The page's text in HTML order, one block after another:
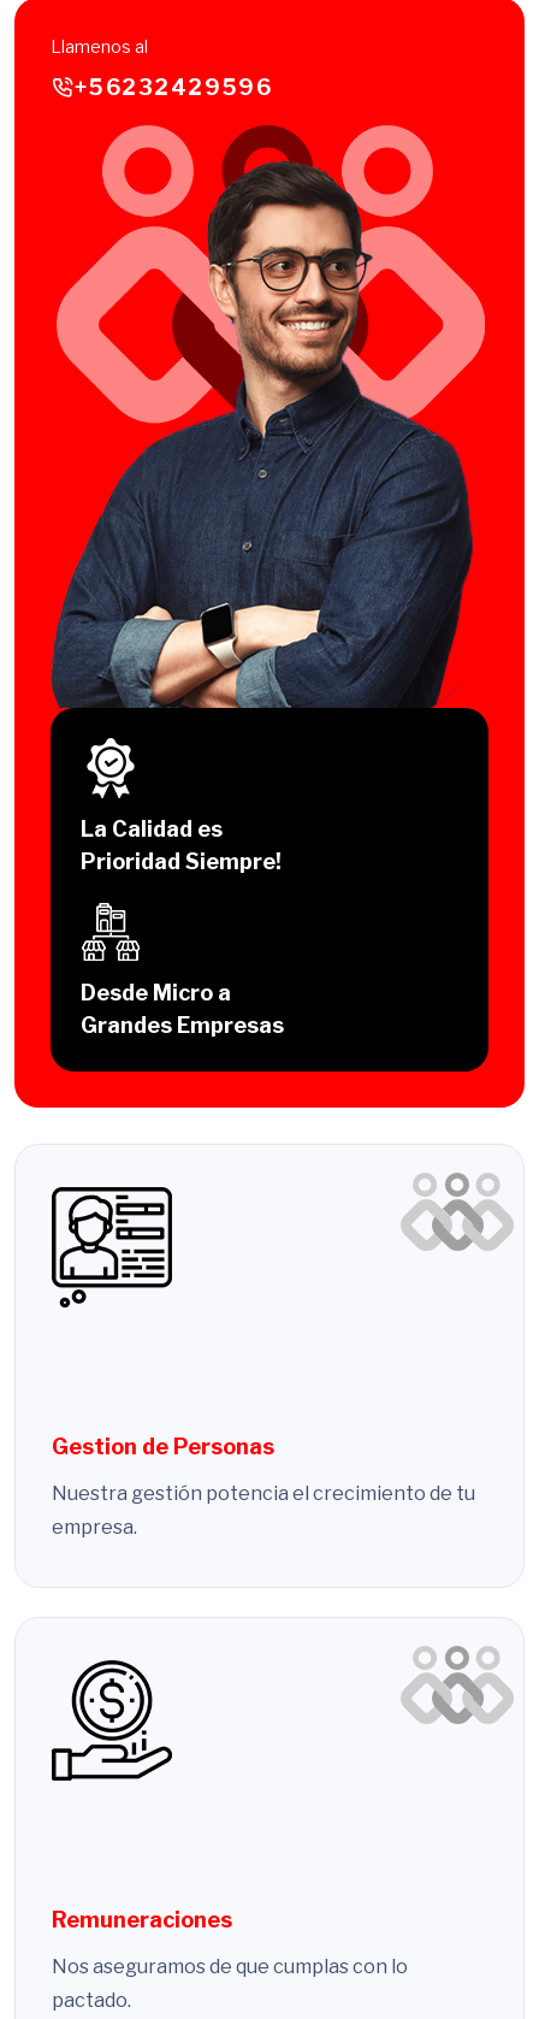
Llamenos al
+56232429596
La Calidad es
Prioridad Siempre!
Desde Micro a
Grandes Empresas
Gestion de Personas
Nuestra gestión potencia el crecimiento de tu
empresa.
Remuneraciones
Nos aseguramos de que cumplas con lo
pactado.